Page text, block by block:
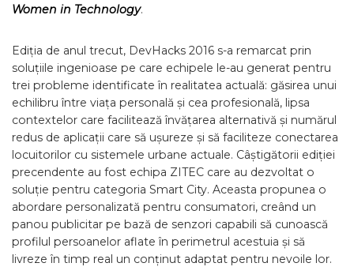
Women in Technology.
Ediția de anul trecut, DevHacks 2016 s-a remarcat prin
soluțiile ingenioase pe care echipele le-au generat pentru
trei probleme identificate în realitatea actuală: găsirea unui
echilibru între viața personală și cea profesională, lipsa
contextelor care facilitează învățarea alternativă și numărul
redus de aplicații care să ușureze și să faciliteze conectarea
locuitorilor cu sistemele urbane actuale. Câștigătorii ediției
precendente au fost echipa ZITEC care au dezvoltat o
soluție pentru categoria Smart City. Aceasta propunea o
abordare personalizată pentru consumatori, creând un
panou publicitar pe bază de senzori capabili să cunoască
profilul persoanelor aflate în perimetrul acestuia și să
livreze în timp real un conținut adaptat pentru nevoile lor.